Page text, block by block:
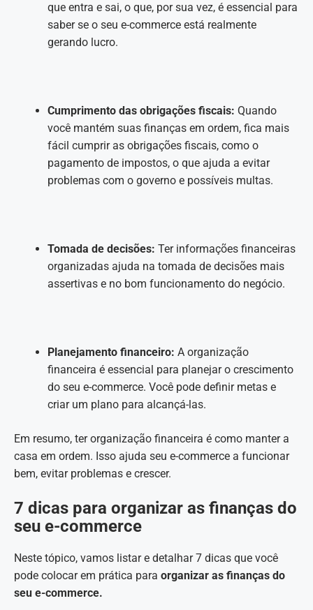
que entra e sai, o que, por sua vez, é essencial para
saber se o seu e-commerce está realmente
gerando lucro.
Cumprimento das obrigações fiscais: Quando
você mantém suas finanças em ordem, fica mais
fácil cumprir as obrigações fiscais, como o
pagamento de impostos, o que ajuda a evitar
problemas com o governo e possíveis multas.
Tomada de decisões: Ter informações financeiras
organizadas ajuda na tomada de decisões mais
assertivas e no bom funcionamento do negócio.
Planejamento financeiro: A organização
financeira é essencial para planejar o crescimento
do seu e-commerce. Você pode definir metas e
criar um plano para alcançá-las.
Em resumo, ter organização financeira é como manter a
casa em ordem. Isso ajuda seu e-commerce a funcionar
bem, evitar problemas e crescer.
7 dicas para organizar as finanças do
seu e-commerce
Neste tópico, vamos listar e detalhar 7 dicas que você
pode colocar em prática para organizar as finanças do
seu e-commerce.